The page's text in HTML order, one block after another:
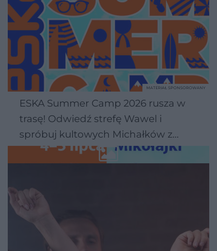
ESKA Summer Camp 2026 rusza w
trasę! Odwiedź strefę Wawel i
spróbuj kultowych Michałków z
Wawelu
MATERIAŁ SPONSOROWANY